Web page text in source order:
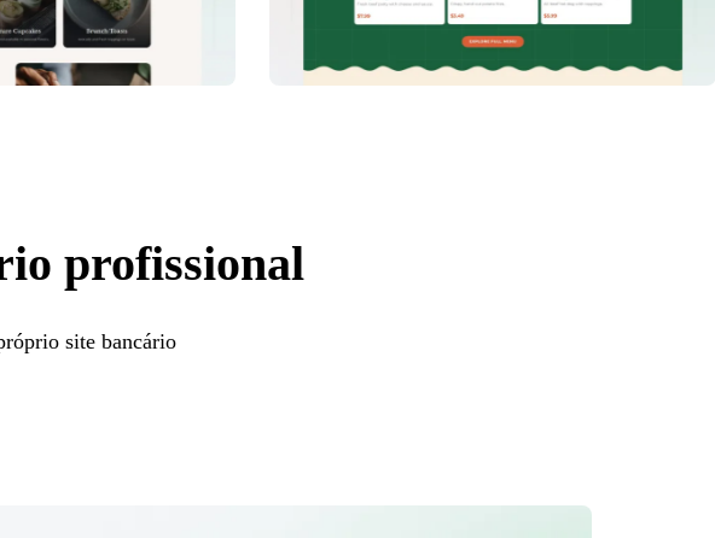
profissional
site bancário